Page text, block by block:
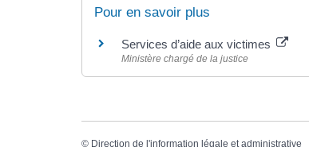
Pour en savoir plus
Services d’aide aux victimes
Ministère chargé de la justice
© Direction de l'information légale et administrative